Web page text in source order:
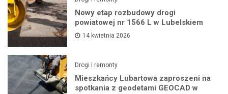
Nowy etap rozbudowy drogi
powiatowej nr 1566 L w Lubelskiem
14 kwietnia 2026
Drogi i remonty
Mieszkańcy Lubartowa zaproszeni na
spotkania z geodetami GEOCAD w